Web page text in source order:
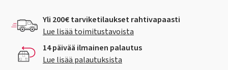
Yli 200€ tarviketilaukset rahtivapaasti
Lue lisää toimitustavoista
14 päivää ilmainen palautus
Lue lisää palautuksista